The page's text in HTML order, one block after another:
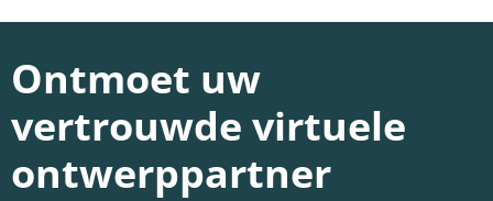
Ontmoet uw
vertrouwde virtuele
ontwerppartner